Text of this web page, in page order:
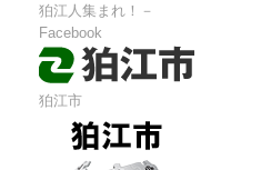
狛江人集まれ！－
Facebook
狛江市